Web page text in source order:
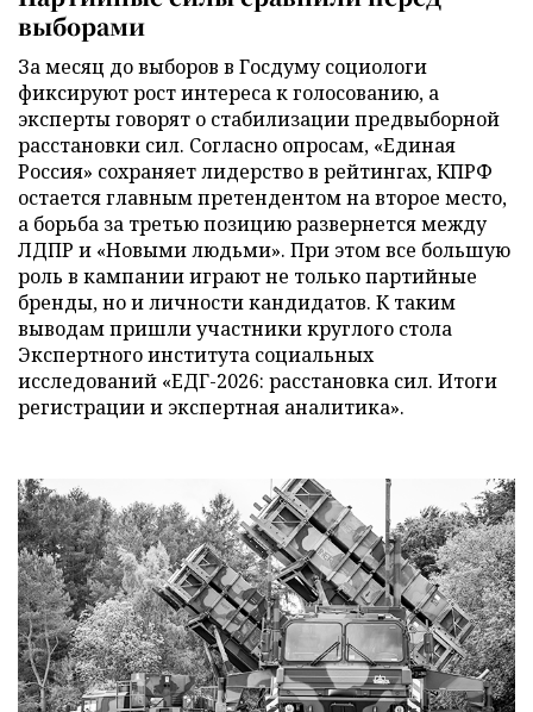
выборами
За месяц до выборов в Госдуму социологи
фиксируют рост интереса к голосованию, а
эксперты говорят о стабилизации предвыборной
расстановки сил. Согласно опросам, «Единая
Россия» сохраняет лидерство в рейтингах, КПРФ
остается главным претендентом на второе место,
а борьба за третью позицию развернется между
ЛДПР и «Новыми людьми». При этом все большую
роль в кампании играют не только партийные
бренды, но и личности кандидатов. К таким
выводам пришли участники круглого стола
Экспертного института социальных
исследований «ЕДГ-2026: расстановка сил. Итоги
регистрации и экспертная аналитика».